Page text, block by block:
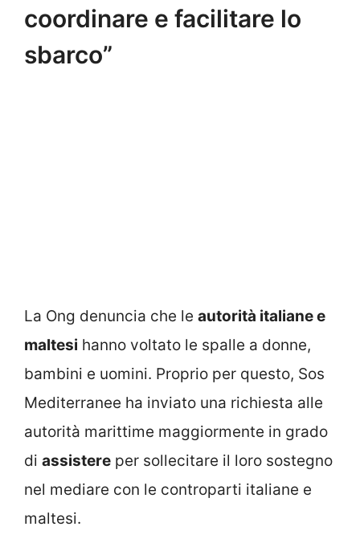
coordinare e facilitare lo
sbarco”
La Ong denuncia che le autorità italiane e
maltesi hanno voltato le spalle a donne,
bambini e uomini. Proprio per questo, Sos
Mediterranee ha inviato una richiesta alle
autorità marittime maggiormente in grado
di assistere per sollecitare il loro sostegno
nel mediare con le controparti italiane e
maltesi.